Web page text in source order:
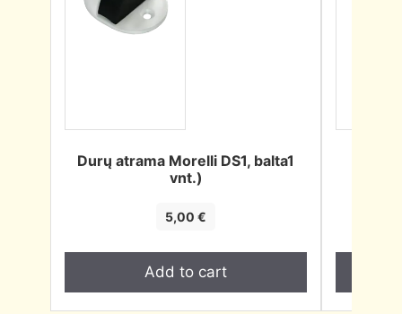
Durų atrama Morelli DS1, balta1
vnt.)
5,00€
Add to cart